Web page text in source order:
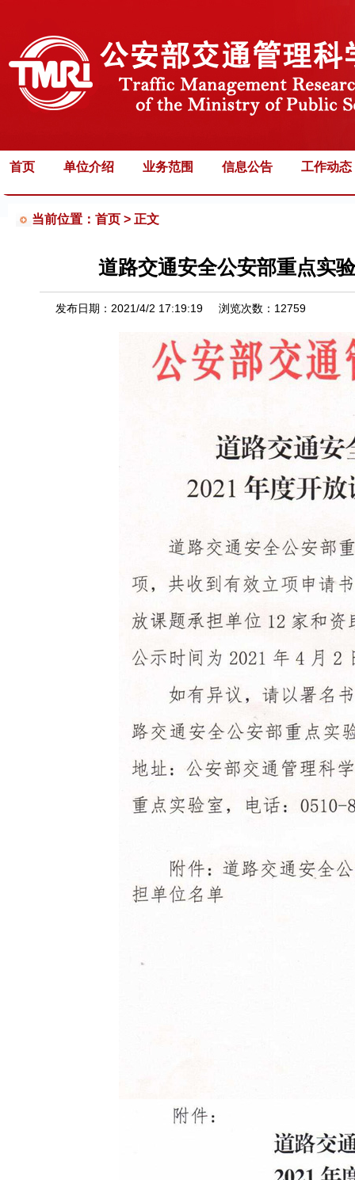
首页 单位介绍 业务范围 信息公告 工作动态
当前位置：首页 > 正文
道路交通安全公安部重点实
发布日期： 2021/4/2 17:19:19 浏览次数： 12759